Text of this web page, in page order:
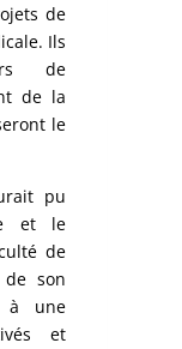
de
Ils
de
de la
le
pu
et le
de
de son
à une
et